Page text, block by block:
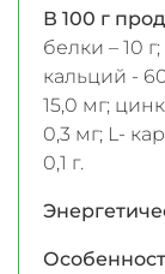
В 100 г
белки – 10
кальций -
15,0 мг;
0,3 мг; L-
0,1 г.